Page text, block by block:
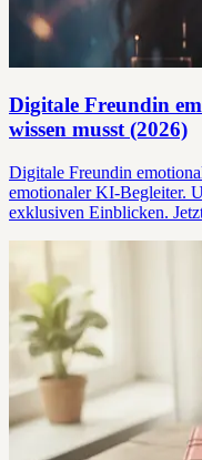
Digitale Freundin
wissen musst (2026)
Digitale Freundin
emotionaler KI-Begleiter.
exklusiven Einblicken.